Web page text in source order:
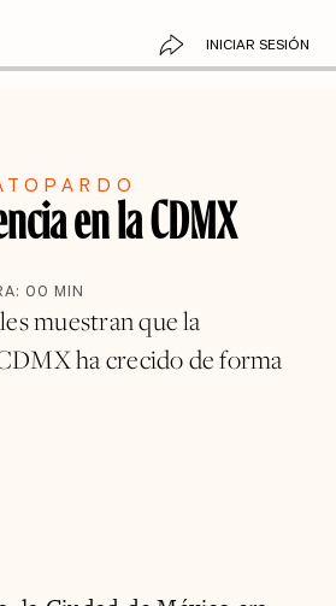
INICIAR SESIÓN
en la CDMX
00 MIN
muestran que la
ha crecido de forma